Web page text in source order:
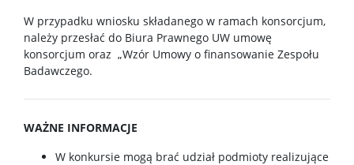
W przypadku wniosku składanego w ramach konsorcjum,
należy przesłać do Biura Prawnego UW umowę
konsorcjum oraz „Wzór Umowy o finansowanie Zespołu
Badawczego.
WAŻNE INFORMACJE
W konkursie mogą brać udział podmioty realizujące